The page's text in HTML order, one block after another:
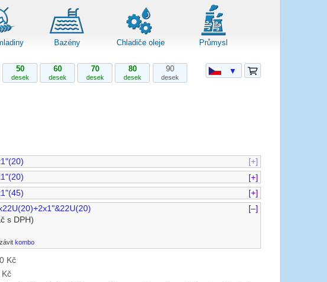
Bazény Chladiče oleje Průmysl
50
desek
60
desek
70
desek
80
desek
90
desek
[+]
[+]
[+]
[–]
s DPH)
kombo
Kč
Kč
▼